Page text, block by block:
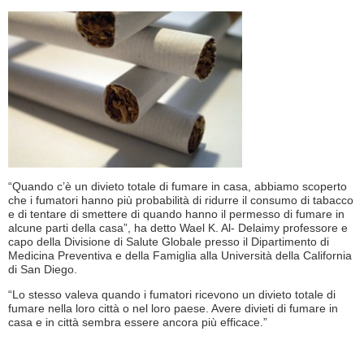
“Quando c’è un divieto totale di fumare in casa, abbiamo scoperto
che i fumatori hanno più probabilità di ridurre il consumo di tabacco
e di tentare di smettere di quando hanno il permesso di fumare in
alcune parti della casa”, ha detto Wael K. Al- Delaimy professore e
capo della Divisione di Salute Globale presso il Dipartimento di
Medicina Preventiva e della Famiglia alla Università della California
di San Diego.
“Lo stesso valeva quando i fumatori ricevono un divieto totale di
fumare nella loro città o nel loro paese. Avere divieti di fumare in
casa e in città sembra essere ancora più efficace.”